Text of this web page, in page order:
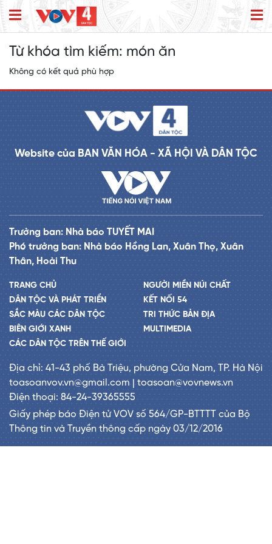
Từ khóa tìm kiếm: món ăn
Không có kết quả phù hợp
Website của BAN VĂN HÓA - XÃ HỘI VÀ DÂN TỘC
Trưởng ban: Nhà báo TUYẾT MAI
Phó trưởng ban: Nhà báo Hồng Lan, Xuân Thọ, Xuân
Thân, Hoài Thu
TRANG CHỦ
DÂN TỘC VÀ PHÁT TRIỂN
SẮC MÀU CÁC DÂN TỘC
BIÊN GIỚI XANH
CÁC DÂN TỘC TRÊN THẾ GIỚI
NGƯỜI MIỀN NÚI CHẤT
KẾT NỐI 54
TRI THỨC BẢN ĐỊA
MULTIMEDIA
Địa chỉ: 41-43 phố Bà Triệu, phường Cửa Nam, TP. Hà Nội
toasoanvov.vn@gmail.com | toasoan@vovnews.vn
Điện thoại: 84-24-39365555
Giấy phép báo Điện tử VOV số 564/GP-BTTTT của Bộ
Thông tin và Truyền thông cấp ngày 03/12/2016